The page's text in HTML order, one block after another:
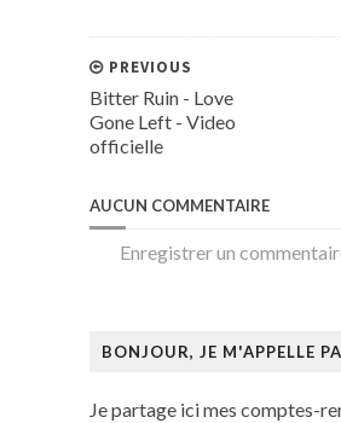
PREVIOUS
Bitter Ruin - Love
Gone Left - Video
officielle
AUCUN COMMENTAIRE
Enregistrer un
BONJOUR, JE M'APPELLE
Je partage ici mes comptes-